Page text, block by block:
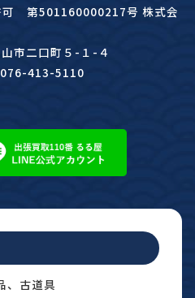
第501160000217号 株式会
市二口町５-１-４
413-5110
、古道具